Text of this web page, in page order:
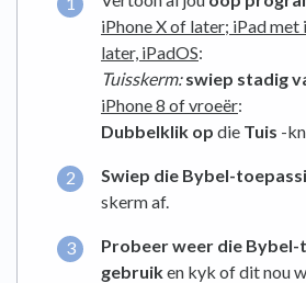
iPhone X of later; iPad met
later, iPadOS:
Tuisskerm: swiep stadig
iPhone 8 of vroeër:
Dubbelklik op die Tuis -
Swiep die Bybel-
skerm af.
Probeer weer die
gebruiken kyk of dit nou